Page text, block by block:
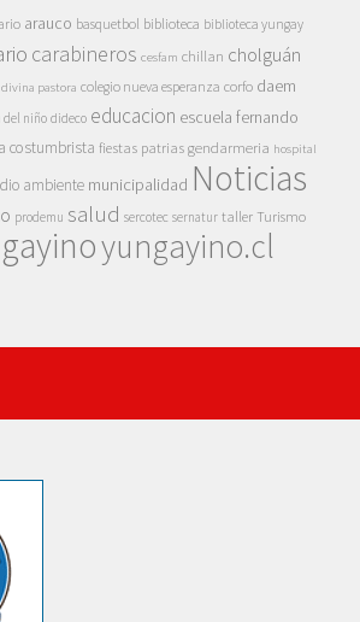
arauco basquetbol biblioteca biblioteca yungay
carabineros cesfam chillan cholguán
pastora colegio nueva esperanza corfo daem
del niño dideco educacion escuela fernando
costumbrista fiestas patrias gendarmeria hospital
ambiente municipalidad Noticias
prodemu salud sercotec sernatur taller Turismo
yungayino.cl